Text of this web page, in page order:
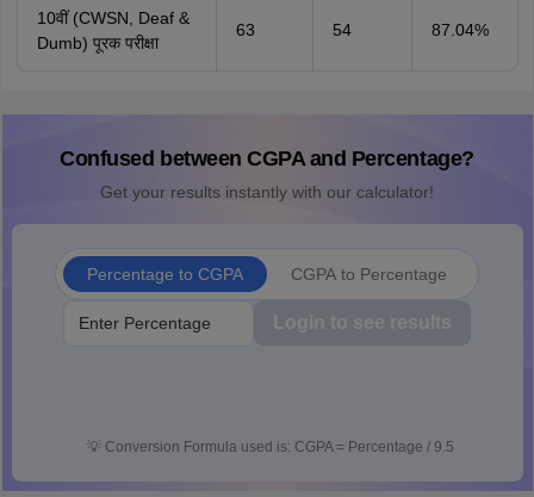
10वीं (CWSN, Deaf &
Dumb) पूरक परीक्षा
63 54 87.04%
Confused between CGPA and Percentage?
Get your results instantly with our calculator!
Percentage to CGPA CGPA to Percentage
Login to see results
💡 Conversion Formula used is: CGPA = Percentage / 9.5